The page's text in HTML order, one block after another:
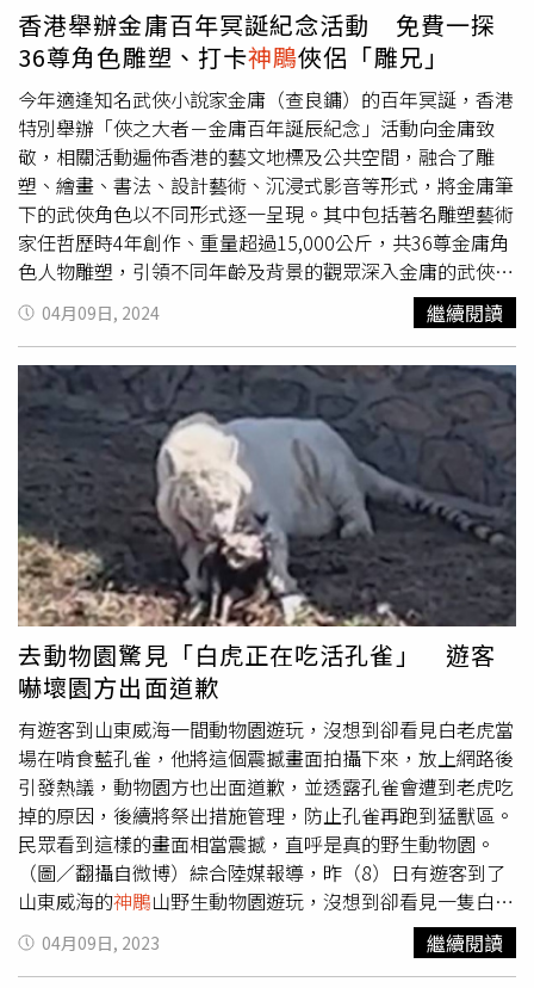
香港舉辦金庸百年冥誕紀念活動 免費一探
36尊角色雕塑、打卡神鵰俠侶「雕兄」
今年適逢知名武俠小說家金庸（查良鏞）的百年冥誕，香港
特別舉辦「俠之大者－金庸百年誕辰紀念」活動向金庸致
敬，相關活動遍佈香港的藝文地標及公共空間，融合了雕
塑、繪畫、書法、設計藝術、沉浸式影音等形式，將金庸筆
下的武俠角色以不同形式逐一呈現。其中包括著名雕塑藝術
家任哲歷時4年創作、重量超過15,000公斤，共36尊金庸角
色人物雕塑，引領不同年齡及背景的觀眾深入金庸的武俠世
界。曾為戲劇《神雕俠侶》道具之一的雕兄。（圖／香港旅
遊發展局提供）《神雕俠侶》中小龍女所躺的寒玉床。（圖
／香港旅遊發展局提供）此次活動共有兩大重要展覽，其中
「江湖盛滙」展即日起至7月2日在中環愛丁堡廣場舉行，免
費向大眾開放。展出由雕塑家任哲創作的10尊金庸小說角色
人物雕塑，包括小龍女、楊過、滅絕師太、周伯通、胡斐、
范遙、完顏洪烈、金輪法王、成吉思汗、郭靖，場內還設有
靈感來自《射鵰英雄傳》的蒙古包，透過多種語言聲音導覽
及擴增實境科技帶來跨媒體體驗；並有多個還原小說情景佈
置的互動打卡點，像是黃藥師居住的「桃花島」、小龍女躺
的「寒玉床」、神鵰俠侶的「雕兄」；並有來自經典無綫電
視金庸武俠電視劇的道具和重新配樂的主題曲，相信能勾起
大家的集體回憶。《倚天屠龍記》中的屠龍刀。（圖／香港
旅遊發展局提供）另一個展覽「任哲雕塑展」則於即日起至
10月7日在沙田香港文化博物館開放參觀，同樣免費入場。
香港文化博物館將展出雕塑藝術家任哲創作的22尊金庸經典
作品人物雕塑，包括《神鵰俠侶》的楊過與小龍女、《射鵰
英雄傳》的郭靖、黃蓉、歐陽鋒、王重陽、洪七公、一燈、
黃藥師、《笑傲江湖》的東方不敗、任我行、令狐沖、任盈
盈、風清揚、《倚天屠龍記》的張無忌、四大法王—金毛獅
王、紫衫龍王、白眉鷹王、青翼蝠王，及《天龍八部》的蕭
峯、虛竹、段譽。不論是家喻戶曉的俠士或別具特色的配
角，都展現了各自的氣質和個性。主辦單位也計劃將金庸角
色雕塑在香港各旅遊及文化地標展示，選址遍佈港九新界，
04月09日, 2024 繼續閱讀
去動物園驚見「白虎正在吃活孔雀」 遊客
嚇壞園方出面道歉
有遊客到山東威海一間動物園遊玩，沒想到卻看見白老虎當
場在啃食藍孔雀，他將這個震撼畫面拍攝下來，放上網路後
引發熱議，動物園方也出面道歉，並透露孔雀會遭到老虎吃
掉的原因，後續將祭出措施管理，防止孔雀再跑到猛獸區。
民眾看到這樣的畫面相當震撼，直呼是真的野生動物園。
（圖／翻攝自微博）綜合陸媒報導，昨（8）日有遊客到了
山東威海的神鵰山野生動物園遊玩，沒想到卻看見一隻白老
虎，正在啃食一隻藍色孔雀，驚人撕咬畫面太真實，讓不少
遊客都嚇壞，拍攝者也表示「真的是野生動物園！」。影片
04月09日, 2023 繼續閱讀